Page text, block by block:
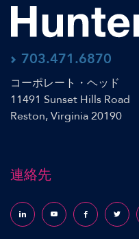
703.471.6870
コーポレート・ヘッド
11491 Sunset Hills Road
Reston, Virginia 20190
連絡先
Follow us on LinkedInFollow us on YouTube
Follow us on